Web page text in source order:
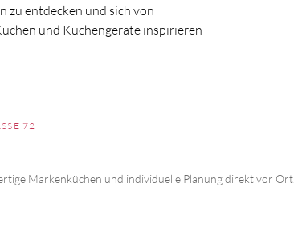
zu entdecken und sich von
und Küchengeräte inspirieren
72
Markenküchen und individuelle Planung direkt vor Ort.